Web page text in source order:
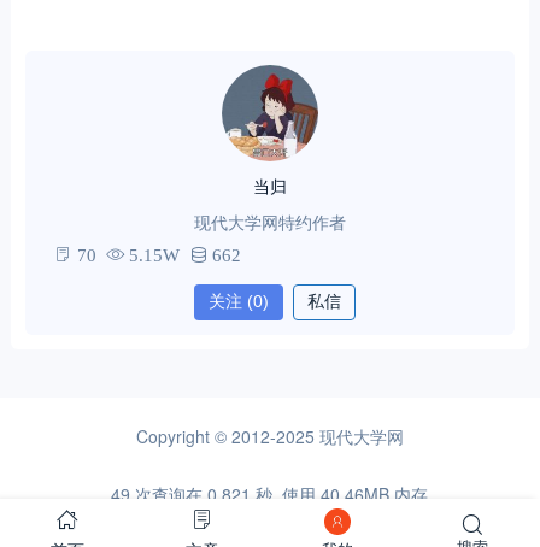
当归
现代大学网特约作者
70 5.15W 662
关注 (0) 私信
Copyright © 2012-2025 现代大学网
49 次查询在 0.821 秒, 使用 40.46MB 内存